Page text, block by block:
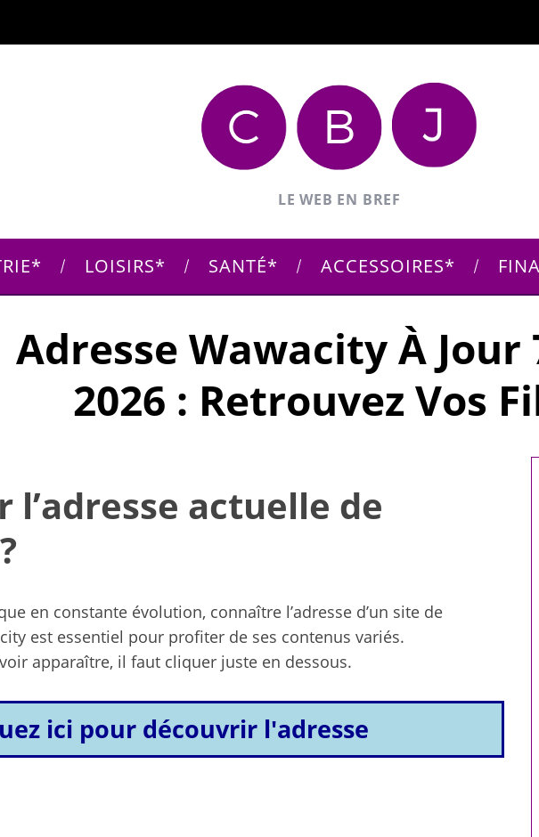
LE WEB EN BREF
LOISIRS SANTÉ ACCESSOIRES
Adresse Wawacity À Jour
2026 : Retrouvez Vos
l’adresse actuelle de
en constante évolution, connaître l’adresse d’un site de
est essentiel pour profiter de ses contenus variés.
apparaître, il faut cliquer juste en dessous.
ici pour découvrir l'adresse
Yoga doux à domicile : 5
exercices pour votre bien-
Comment choisir le
réfrigérant R32 pour votre